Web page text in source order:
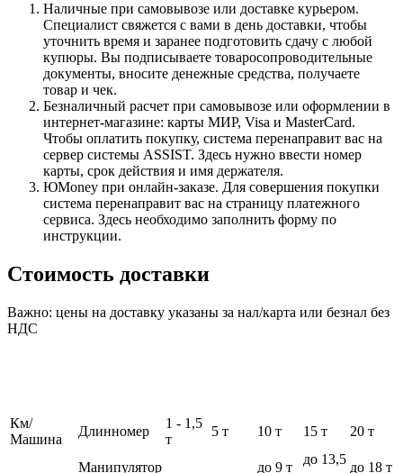
Наличные при самовывозе или доставке курьером.
Специалист свяжется с вами в день доставки, чтобы
уточнить время и заранее подготовить сдачу с любой
купюры. Вы подписываете товаросопроводительные
документы, вносите денежные средства, получаете
товар и чек.
Безналичный расчет при самовывозе или оформлении в
интернет-магазине: карты МИР, Visa и MasterCard.
Чтобы оплатить покупку, система перенаправит вас на
сервер системы ASSIST. Здесь нужно ввести номер
карты, срок действия и имя держателя.
ЮMoney при онлайн-заказе. Для совершения покупки
система перенаправит вас на страницу платежного
сервиса. Здесь необходимо заполнить форму по
инструкции.
Стоимость доставки
Важно: цены на доставку указаны за нал/карта или безнал без
НДС
Км/
Машина
Длинномер
1 - 1,5
т
5 т 10 т 15 т 20 т
Манипулятор до 9 т
до 13,5
до 18 т